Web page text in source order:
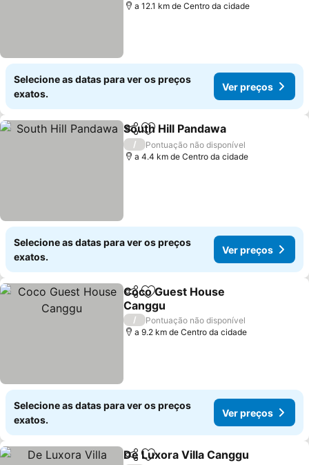
a 12.1 km de Centro da cidade
Selecione as datas para ver os preços
exatos.
Ver preços
PartilharAdicionar aos favoritos
South Hill Pandawa
/
Pontuação não disponível
a 4.4 km de Centro da cidade
Selecione as datas para ver os preços
exatos.
Ver preços
PartilharAdicionar aos favoritos
Coco Guest House
Canggu
/
Pontuação não disponível
a 9.2 km de Centro da cidade
Selecione as datas para ver os preços
exatos.
Ver preços
PartilharAdicionar aos favoritos
De Luxora Villa Canggu